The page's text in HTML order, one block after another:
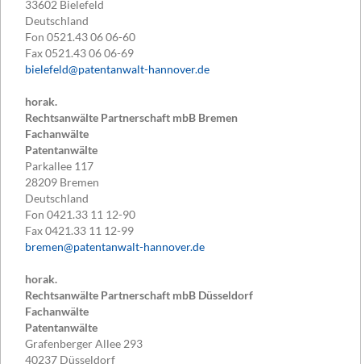
33602 Bielefeld
Deutschland
Fon 0521.43 06 06-60
Fax0521.43 06 06-69
bielefeld@patentanwalt-hannover.de
horak.
Rechtsanwälte Partnerschaft mbB Bremen
Fachanwälte
Patentanwälte
Parkallee 117
28209 Bremen
Deutschland
Fon 0421.33 11 12-90
Fax0421.33 11 12-99
bremen@patentanwalt-hannover.de
horak.
Rechtsanwälte Partnerschaft mbB Düsseldorf
Fachanwälte
Patentanwälte
Grafenberger Allee 293
40237 Düsseldorf